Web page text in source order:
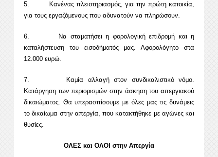
5. Κανένας πλειστηριασμός, για την πρώτη κατοικία,
για τους εργαζόμενους που αδυνατούν να πληρώσουν.
6. Να σταματήσει η φορολογική επιδρομή και η
καταλήστευση του εισοδήματός μας. Αφορολόγητο στα
12.000 ευρώ.
7. Καμία αλλαγή στον συνδικαλιστικό νόμο.
Κατάργηση των περιορισμών στην άσκηση του απεργιακού
δικαιώματος. Θα υπερασπίσουμε με όλες μας τις δυνάμεις
το δικαίωμα στην απεργία, που κατακτήθηκε με αγώνες και
θυσίες.
ΟΛΕΣ και ΟΛΟΙ στην Απεργία